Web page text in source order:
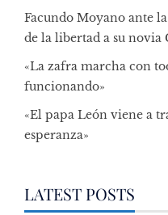
Facundo Moyano ante
de la libertad a su novia
«La zafra marcha con
funcionando»
«El papa León viene a
esperanza»
LATEST POSTS